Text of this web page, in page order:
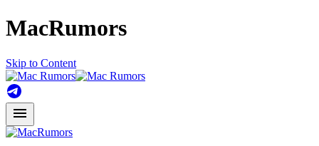
MacRumors
Skip to Content